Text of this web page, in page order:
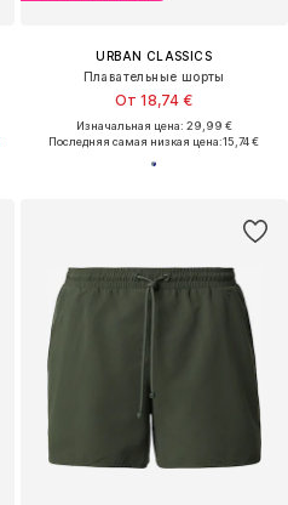
URBAN CLASSICS
Плавательные шорты
От 18,74 €
Изначальная цена: 29,99 €
Последняя самая низкая цена:15,74 €